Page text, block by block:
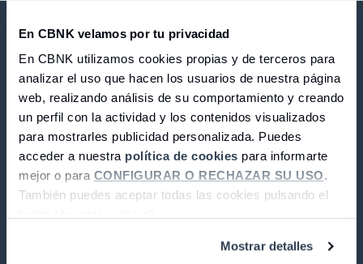
En CBNK velamos por tu privacidad
En CBNK utilizamos cookies propias y de terceros para
analizar el uso que hacen los usuarios de nuestra página
web, realizando análisis de su comportamiento y creando
un perfil con la actividad y los contenidos visualizados
para mostrarles publicidad personalizada. Puedes
acceder a nuestra política de cookies para informarte
mejor o para CONFIGURAR O RECHAZAR SU USO.
También puedes aceptar todas las cookies pulsando el
Mostrar detalles
Servicios
Tarjetas
Seguros
Servicios
Expatriados
Tarjetas
Seguros
Servicios
ES
CBNK Banco de Colectivos S.A.
LinkedIn
Facebook
Twitter
Instagram
Youtube
© 2026 CBNK
Compañía